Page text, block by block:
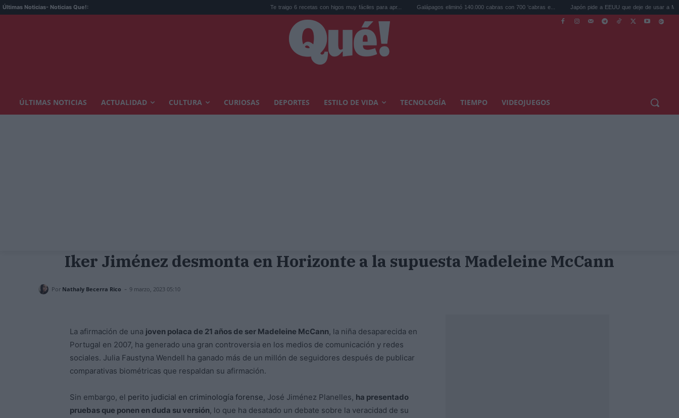
Últimas Noticias- Noticias Que!: Te traigo 6 recetas con higos muy fáciles para apr... Galápagos eliminó 140.000 cabras con 700 'cabras e... Japón pide a EEUU que deje de usar a Mario y Pokém...
ÚLTIMAS NOTICIAS ACTUALIDAD CULTURA CURIOSAS DEPORTES ESTILO DE VIDA TECNOLOGÍA TIEMPO VIDEOJUEGOS
Iker Jiménez desmonta en Horizonte a la supuesta Madeleine McCann
Por Nathaly Becerra Rico - 9 marzo, 2023 05:10
La afirmación de una joven polaca de 21 años de ser Madeleine McCann, la niña desaparecida en
Portugal en 2007, ha generado una gran controversia en los medios de comunicación y redes
sociales. Julia Faustyna Wendell ha ganado más de un millón de seguidores después de publicar
comparativas biométricas que respaldan su afirmación.
Sin embargo, el perito judicial en criminología forense, José Jiménez Planelles, ha presentado
pruebas que ponen en duda su versión, lo que ha desatado un debate sobre la veracidad de su